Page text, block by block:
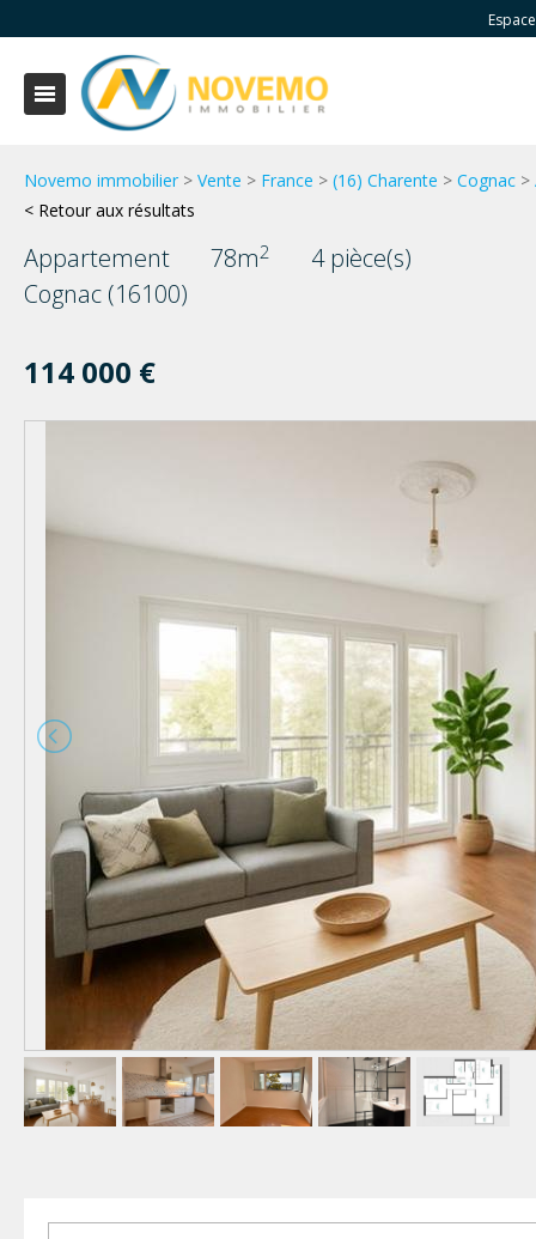
Novemo immobilier > Vente > France > (16) Charente > Cognac >
< Retour aux résultats
Appartement 78m2
4 pièce(s)
Cognac (16100)
114 000 €